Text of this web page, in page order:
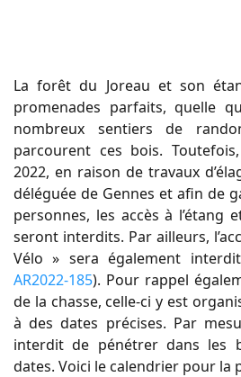
La forêt du Joreau et son
promenades parfaits, quelle
nombreux sentiers de
parcourent ces bois.
2022, en raison de travaux
déléguée de Gennes et afin de
personnes, les accès à l’étang
seront interdits. Par ailleurs,
Vélo » sera également
AR2022-185). Pour rappel
de la chasse, celle-ci y est
à des dates précises. Par
interdit de pénétrer dans les
dates. Voici le calendrier pour la